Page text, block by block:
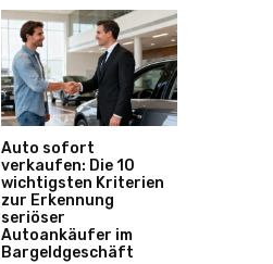
Auto sofort
verkaufen: Die 10
wichtigsten Kriterien
zur Erkennung
seriöser
Autoankäufer im
Bargeldgeschäft